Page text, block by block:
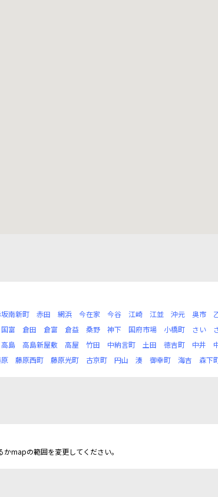
南新町 赤田 網浜 今在家 今谷 江崎 江並 沖元 奥市
国富 倉田 倉富 倉益 桑野 神下 国府市場 小橋町 さい
高島 高島新屋敷 高屋 竹田 中納言町 土田 徳吉町 中井
藤原西町 藤原光町 古京町 円山 湊 御幸町 海吉 森下
mapの範囲を変更してください。